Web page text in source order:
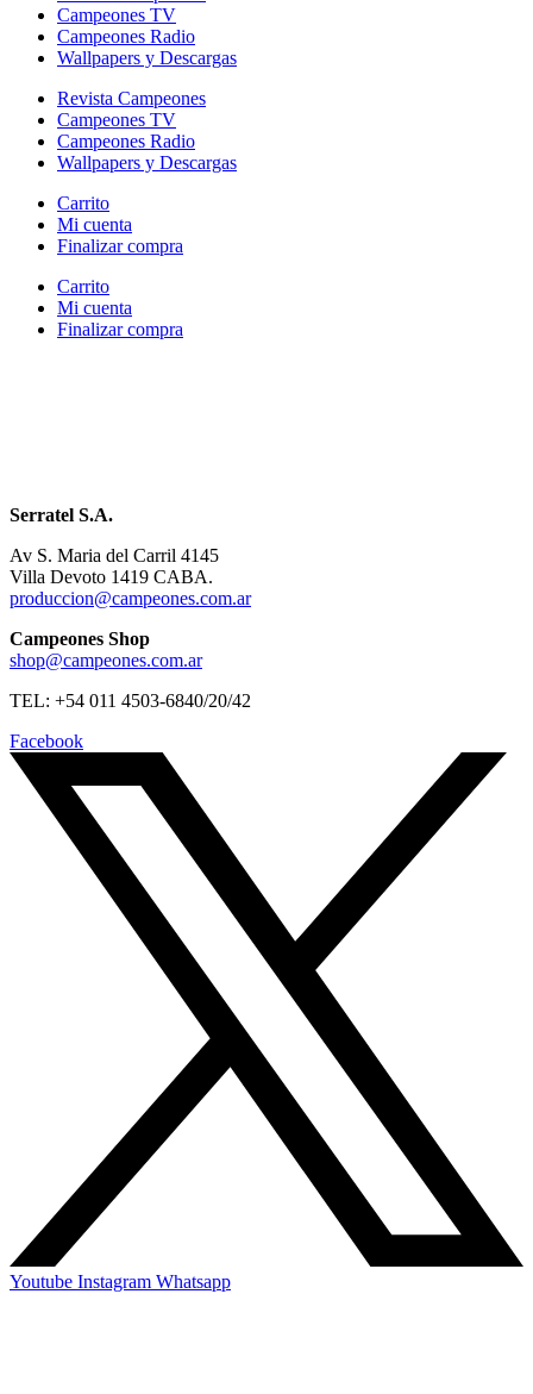
Campeones TV
Campeones Radio
Wallpapers y Descargas
Revista Campeones
Campeones TV
Campeones Radio
Wallpapers y Descargas
Carrito
Mi cuenta
Finalizar compra
Carrito
Mi cuenta
Finalizar compra
Serratel S.A.
Av S. Maria del Carril 4145
Villa Devoto 1419 CABA.
produccion@campeones.com.ar
Campeones Shop
shop@campeones.com.ar
TEL: +54 011 4503-6840/20/42
Facebook
Youtube Instagram Whatsapp